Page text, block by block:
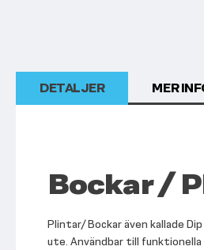
DETALJER
Bockar /
Plintar/ Bockar även kallade
ute. Användbar till
MER